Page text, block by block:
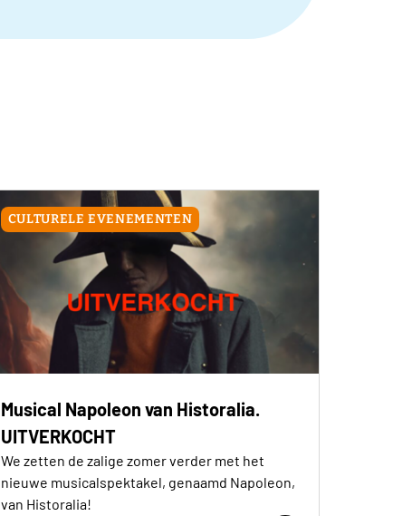
CULTURELE EVENEMENTEN
Musical Napoleon van Historalia.
UITVERKOCHT
We zetten de zalige zomer verder met het
nieuwe musicalspektakel, genaamd Napoleon,
van Historalia!